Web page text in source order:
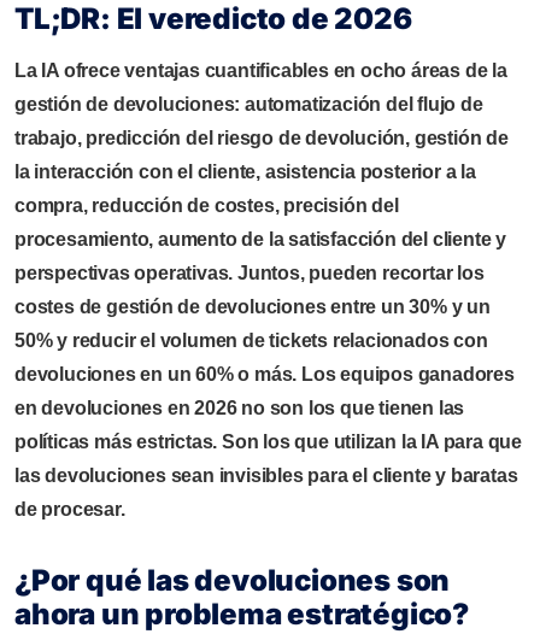
TL;DR: El veredicto de 2026
La IA ofrece ventajas cuantificables en ocho áreas de la
gestión de devoluciones: automatización del flujo de
trabajo, predicción del riesgo de devolución, gestión de
la interacción con el cliente, asistencia posterior a la
compra, reducción de costes, precisión del
procesamiento, aumento de la satisfacción del cliente y
perspectivas operativas. Juntos, pueden recortar los
costes de gestión de devoluciones entre un 30% y un
50% y reducir el volumen de tickets relacionados con
devoluciones en un 60% o más. Los equipos ganadores
en devoluciones en 2026 no son los que tienen las
políticas más estrictas. Son los que utilizan la IA para que
las devoluciones sean invisibles para el cliente y baratas
de procesar.
¿Por qué las devoluciones son
ahora un problema estratégico?